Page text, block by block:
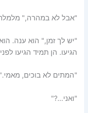
"אבל לא במהרה,"
"יש לך זמן," הוא ענה.
הגיעו. הן תמיד הגיעו
"המתים לא בוכים,
"ואני…?"